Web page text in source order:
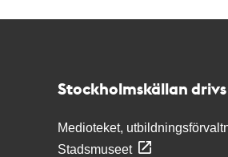
Stockholmskällan
Medioteket,
Stadsmuseet